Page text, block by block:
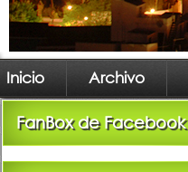
Inicio Archivo
FanBox de Facebook